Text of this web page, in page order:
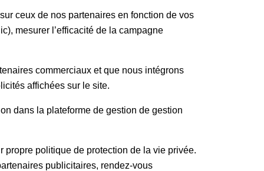
ceux de nos partenaires en fonction de vos
mesurer l’efficacité de la campagne
commerciaux et que nous intégrons
affichées sur le site.
dans la plateforme de gestion de gestion
propre politique de protection de la vie privée.
publicitaires, rendez-vous